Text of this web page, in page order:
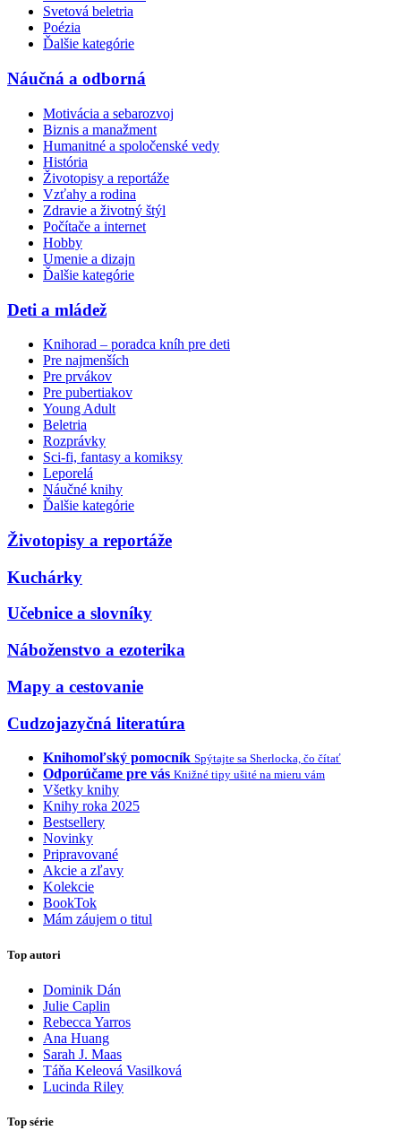
Svetová beletria
Poézia
Ďalšie kategórie
Náučná a odborná
Motivácia a sebarozvoj
Biznis a manažment
Humanitné a spoločenské vedy
História
Životopisy a reportáže
Vzťahy a rodina
Zdravie a životný štýl
Počítače a internet
Hobby
Umenie a dizajn
Ďalšie kategórie
Deti a mládež
Knihorad – poradca kníh pre deti
Pre najmenších
Pre prvákov
Pre pubertiakov
Young Adult
Beletria
Rozprávky
Sci-fi, fantasy a komiksy
Leporelá
Náučné knihy
Ďalšie kategórie
Životopisy a reportáže
Kuchárky
Učebnice a slovníky
Náboženstvo a ezoterika
Mapy a cestovanie
Cudzojazyčná literatúra
Knihomoľský pomocník Spýtajte sa Sherlocka, čo čítať
Odporúčame pre vás Knižné tipy ušité na mieru vám
Všetky knihy
Knihy roka 2025
Bestsellery
Novinky
Pripravované
Akcie a zľavy
Kolekcie
BookTok
Mám záujem o titul
Top autori
Dominik Dán
Julie Caplin
Rebecca Yarros
Ana Huang
Sarah J. Maas
Táňa Keleová Vasilková
Lucinda Riley
Top série